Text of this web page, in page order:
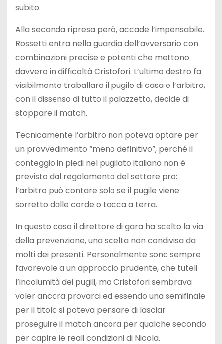
subito.
Alla seconda ripresa però, accade l’impensabile.
Rossetti entra nella guardia dell’avversario con
combinazioni precise e potenti che mettono
davvero in difficoltà Cristofori. L’ultimo destro fa
visibilmente traballare il pugile di casa e l’arbitro,
con il dissenso di tutto il palazzetto, decide di
stoppare il match.
Tecnicamente l’arbitro non poteva optare per
un provvedimento “meno definitivo”, perché il
conteggio in piedi nel pugilato italiano non è
previsto dal regolamento del settore pro:
l’arbitro può contare solo se il pugile viene
sorretto dalle corde o tocca a terra.
In questo caso il direttore di gara ha scelto la via
della prevenzione, una scelta non condivisa da
molti dei presenti. Personalmente sono sempre
favorevole a un approccio prudente, che tuteli
l’incolumità dei pugili, ma Cristofori sembrava
voler ancora provarci ed essendo una semifinale
per il titolo si poteva pensare di lasciar
proseguire il match ancora per qualche secondo
per capire le reali condizioni di Nicola.